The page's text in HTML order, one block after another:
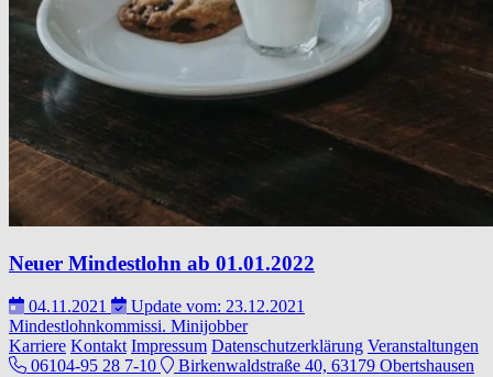
Neuer Mindestlohn ab 01.01.2022
04.11.2021
Update vom: 23.12.2021
Mindestlohnkommissi. Minijobber
Karriere Kontakt Impressum Datenschutzerklärung Veranstaltungen
06104-95 28 7-10
Birkenwaldstraße 40, 63179 Obertshausen